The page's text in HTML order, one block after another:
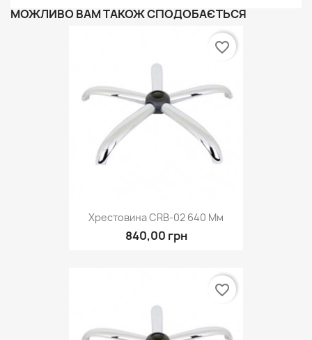
МОЖЛИВО ВАМ ТАКОЖ СПОДОБАЄТЬСЯ
Хрестовина CRB-02 640 Мм
840,00 грн
favorite_border
favorite_border